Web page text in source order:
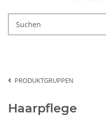
PRODUKTGRUPPEN
Haarpflege